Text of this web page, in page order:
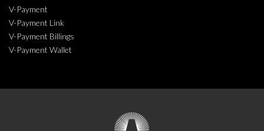
V-Payment
V-Payment Link
V-Payment Billings
V-Payment Wallet